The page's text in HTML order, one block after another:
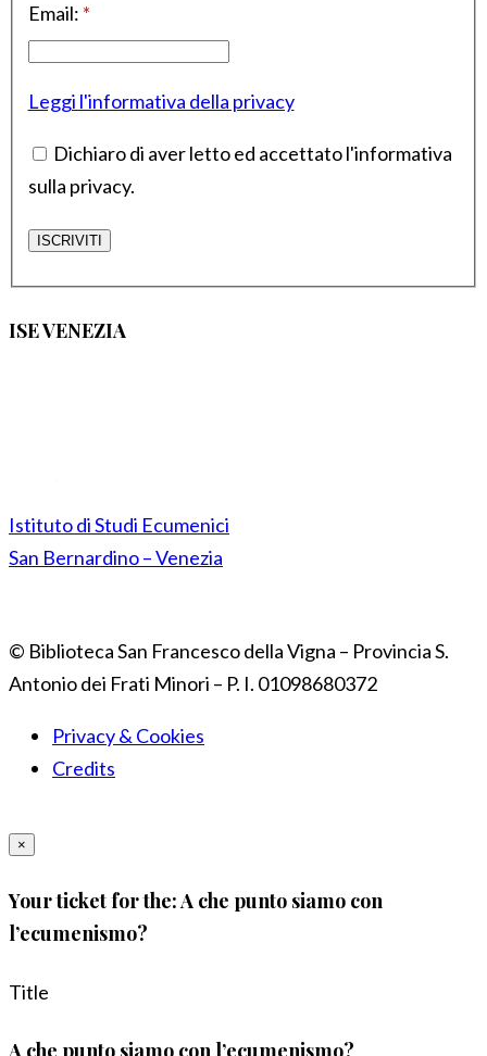
Email: *
Leggi l'informativa della privacy
Dichiaro di aver letto ed accettato l'informativa
sulla privacy.
ISE VENEZIA
Istituto di Studi Ecumenici
San Bernardino – Venezia
© Biblioteca San Francesco della Vigna – Provincia S.
Antonio dei Frati Minori – P. I. 01098680372
Privacy & Cookies
Credits
×
Your ticket for the: A che punto siamo con
l’ecumenismo?
Title
A che punto siamo con l’ecumenismo?